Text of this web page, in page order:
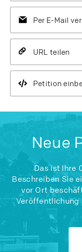
Per E-Mail
URL teilen
Petition
Neue
Das ist Ihre
Beschreiben Sie
vor Ort
Veröffentlichung